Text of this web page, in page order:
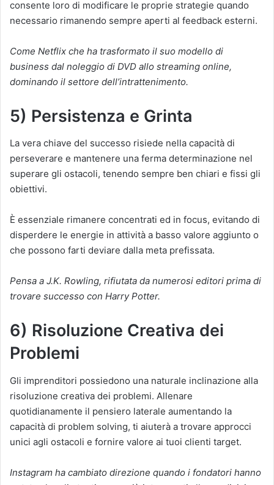
consente loro di modificare le proprie strategie quando
necessario rimanendo sempre aperti al feedback esterni.
Come Netflix che ha trasformato il suo modello di
business dal noleggio di DVD allo streaming online,
dominando il settore dell’intrattenimento.
5) Persistenza e Grinta
La vera chiave del successo risiede nella capacità di
perseverare e mantenere una ferma determinazione nel
superare gli ostacoli, tenendo sempre ben chiari e fissi gli
obiettivi.
È essenziale rimanere concentrati ed in focus, evitando di
disperdere le energie in attività a basso valore aggiunto o
che possono farti deviare dalla meta prefissata.
Pensa a J.K. Rowling, rifiutata da numerosi editori prima di
trovare successo con Harry Potter.
6) Risoluzione Creativa dei
Problemi
Gli imprenditori possiedono una naturale inclinazione alla
risoluzione creativa dei problemi. Allenare
quotidianamente il pensiero laterale aumentando la
capacità di problem solving, ti aiuterà a trovare approcci
unici agli ostacoli e fornire valore ai tuoi clienti target.
Instagram ha cambiato direzione quando i fondatori hanno